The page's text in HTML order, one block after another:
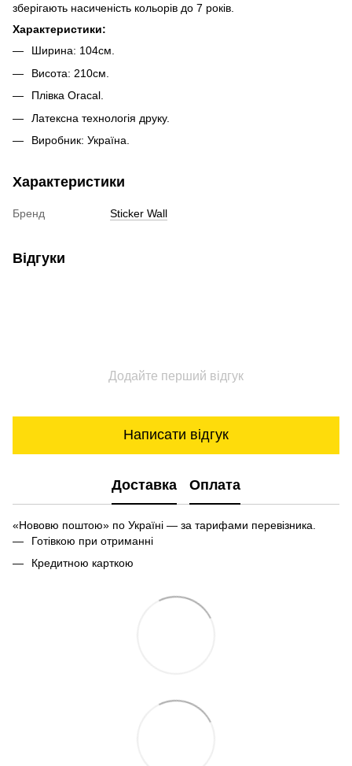
зберігають насиченість кольорів до 7 років.
Характеристики:
Ширина: 104см.
Висота: 210см.
Плівка Oracal.
Латексна технологія друку.
Виробник: Україна.
Характеристики
Бренд Sticker Wall
Відгуки
Додайте перший відгук
Написати відгук
Доставка Оплата
«Нововю поштою» по Україні — за тарифами перевізника.
Готівкою при отриманні
Кредитною карткою